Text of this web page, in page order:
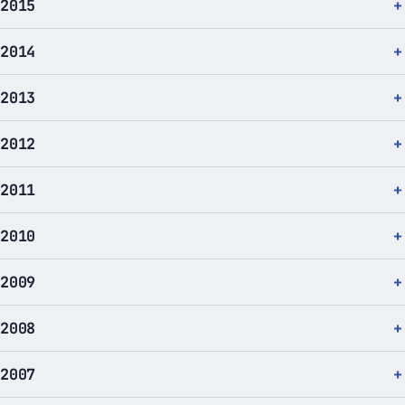
2015
2014
2013
2012
2011
2010
2009
2008
2007